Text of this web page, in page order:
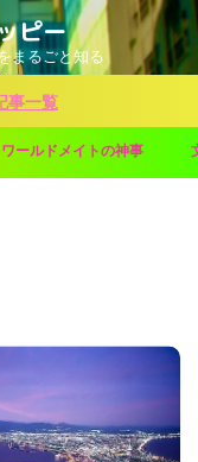
ピー
まるごと知る
事一覧
ワールドメイトの神事